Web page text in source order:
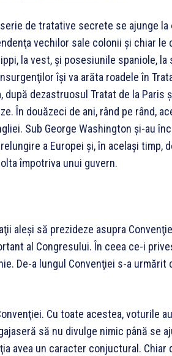
de tratative secrete se ajunge la
vechilor sale colonii şi chiar le
la vest, şi posesiunile spaniole, la
îşi va arăta roadele în
după dezastruosul Tratat de la Paris
În douăzeci de ani, rând pe rând,
Sub George Washington şi-au
a Europei şi, în acelaşi timp,
împotriva unui guvern.
aleşi să prezideze asupra
al Congresului. În ceea ce-i
De-a lungul Convenţiei s-a urmărit
Cu toate acestea, voturile
să nu divulge nimic până se
avea un caracter conjuctural. Chiar